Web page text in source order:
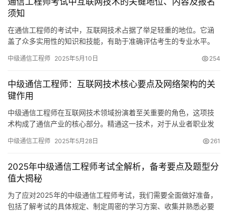
须知
在通信工程师的考试中，互联网技术占据了举足轻重的地位。它涵
盖了众多实用性的知识和技能，有助于准确评估考生的专业水平。
中级通信工程师 2025年5月10日 254
中级通信工程师：互联网技术核心要点及网络架构的关
键作用
中级通信工程师在互联网技术领域扮演着至关重要的角色，这项技
术构成了通信产业的核心部分。精通这一技术，对于从业者职业发
中级通信工程师 2025年5月28日 261
2025年中级通信工程师考试全解析，备考要点及题型分
值大揭秘
为了应对2025年的中级通信工程师考试，我们需要全面做好准备，
包括了解考试的具体规定、制定周密的学习方案、收集并熟悉必要